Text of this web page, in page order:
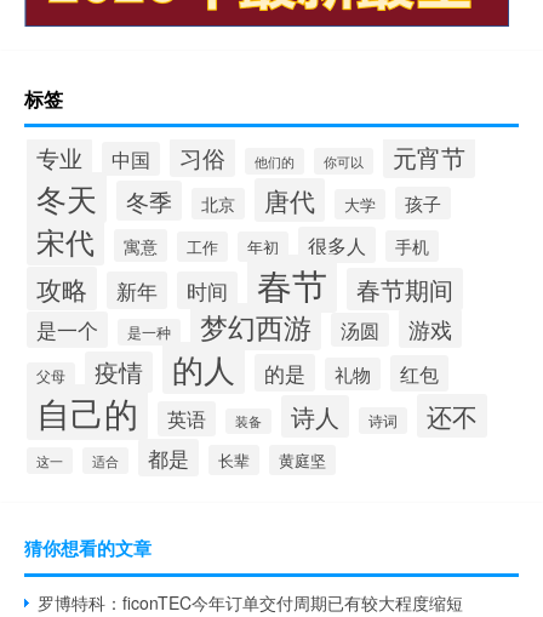
标签
专业 中国 习俗 他们的 你可以 元宵节
冬天 冬季 北京 唐代 大学 孩子
宋代 寓意 工作 年初 很多人 手机
攻略 新年 时间 春节 春节期间
是一个 是一种 梦幻西游 汤圆 游戏
父母 疫情 的人 的是 礼物 红包
自己的 英语 装备 诗人 诗词 还不
这一 适合 都是 长辈 黄庭坚
猜你想看的文章
罗博特科：ficonTEC今年订单交付周期已有较大程度缩短